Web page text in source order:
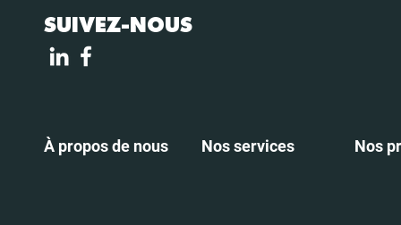
SUIVEZ-NOUS
À propos de nous Nos services Nos